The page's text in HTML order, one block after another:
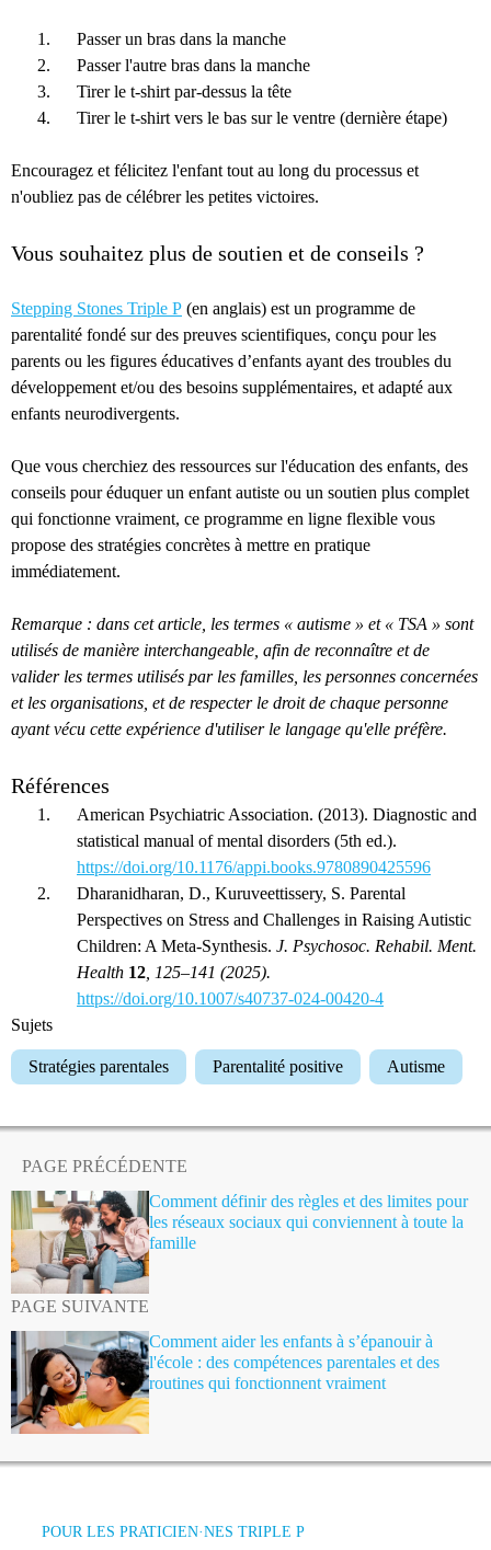
Passer un bras dans la manche
Passer l'autre bras dans la manche
Tirer le t-shirt par-dessus la tête
Tirer le t-shirt vers le bas sur le ventre (dernière étape)
Encouragez et félicitez l'enfant tout au long du processus et
n'oubliez pas de célébrer les petites victoires.
Vous souhaitez plus de soutien et de conseils ?
Stepping Stones Triple P (en anglais) est un programme de
parentalité fondé sur des preuves scientifiques, conçu pour les
parents ou les figures éducatives d’enfants ayant des troubles du
développement et/ou des besoins supplémentaires, et adapté aux
enfants neurodivergents.
Que vous cherchiez des ressources sur l'éducation des enfants, des
conseils pour éduquer un enfant autiste ou un soutien plus complet
qui fonctionne vraiment, ce programme en ligne flexible vous
propose des stratégies concrètes à mettre en pratique
immédiatement.
Remarque : dans cet article, les termes « autisme » et « TSA » sont
utilisés de manière interchangeable, afin de reconnaître et de
valider les termes utilisés par les familles, les personnes concernées
et les organisations, et de respecter le droit de chaque personne
ayant vécu cette expérience d'utiliser le langage qu'elle préfère.
Références
American Psychiatric Association. (2013). Diagnostic and
statistical manual of mental disorders (5th ed.).
https://doi.org/10.1176/appi.books.9780890425596
Dharanidharan, D., Kuruveettissery, S. Parental
Perspectives on Stress and Challenges in Raising Autistic
Children: A Meta-Synthesis. J. Psychosoc. Rehabil. Ment.
Health 12 , 125–141 (2025).
https://doi.org/10.1007/s40737-024-00420-4
Sujets
Stratégies parentales Parentalité positive Autisme
PAGE PRÉCÉDENTE
Comment définir des règles et des limites pour
les réseaux sociaux qui conviennent à toute la
famille
PAGE SUIVANTE
Comment aider les enfants à s’épanouir à
l'école : des compétences parentales et des
routines qui fonctionnent vraiment
POUR LES PRATICIEN·NES TRIPLE P